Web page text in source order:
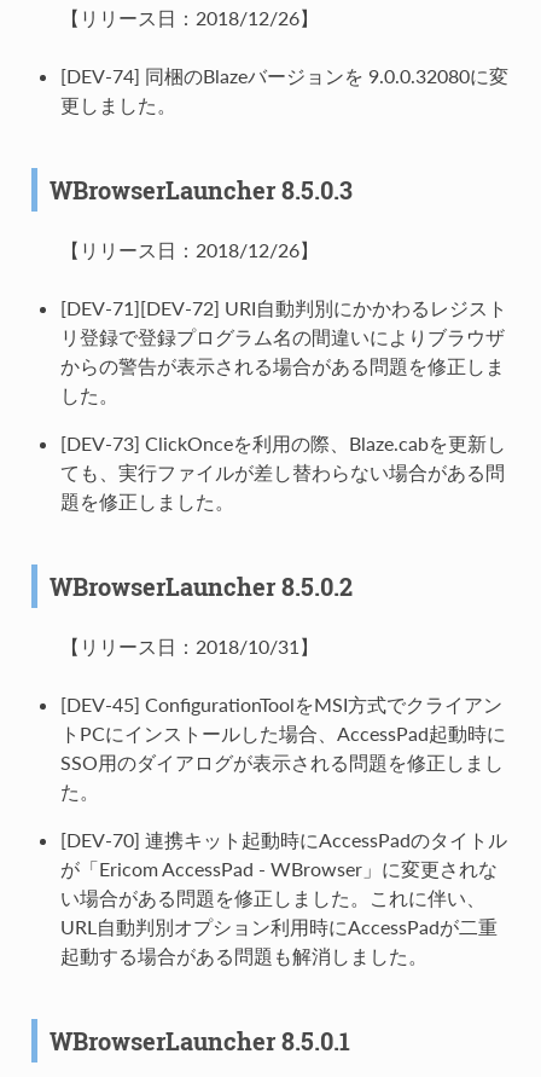
【リリース日：2018/12/26】
[DEV-74] 同梱のBlazeバージョンを 9.0.0.32080に変
更しました。
WBrowserLauncher 8.5.0.3
【リリース日：2018/12/26】
[DEV-71][DEV-72] URI自動判別にかかわるレジスト
リ登録で登録プログラム名の間違いによりブラウザ
からの警告が表示される場合がある問題を修正しま
した。
[DEV-73] ClickOnceを利用の際、Blaze.cabを更新し
ても、実行ファイルが差し替わらない場合がある問
題を修正しました。
WBrowserLauncher 8.5.0.2
【リリース日：2018/10/31】
[DEV-45] ConfigurationToolをMSI方式でクライアン
トPCにインストールした場合、AccessPad起動時に
SSO用のダイアログが表示される問題を修正しまし
た。
[DEV-70] 連携キット起動時にAccessPadのタイトル
が「Ericom AccessPad - WBrowser」に変更されな
い場合がある問題を修正しました。これに伴い、
URL自動判別オプション利用時にAccessPadが二重
起動する場合がある問題も解消しました。
WBrowserLauncher 8.5.0.1